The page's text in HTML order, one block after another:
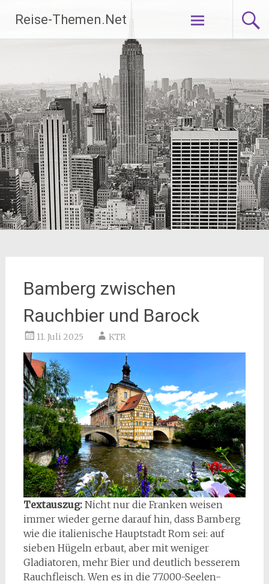
Inhalt
springen
Reise-Themen.Net
Bamberg zwischen
Rauchbier und Barock
11. Juli 2025 KTR
Textauszug: Nicht nur die Franken weisen
immer wieder gerne darauf hin, dass Bamberg
wie die italienische Hauptstadt Rom sei: auf
sieben Hügeln erbaut, aber mit weniger
Gladiatoren, mehr Bier und deutlich besserem
Rauchfleisch. Wen es in die 77.000-Seelen-